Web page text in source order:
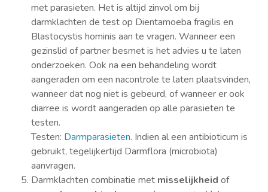
met parasieten. Het is altijd zinvol om bij
darmklachten de test op Dientamoeba fragilis en
Blastocystis hominis aan te vragen. Wanneer een
gezinslid of partner besmet is het advies u te laten
onderzoeken. Ook na een behandeling wordt
aangeraden om een nacontrole te laten plaatsvinden,
wanneer dat nog niet is gebeurd, of wanneer er ook
diarree is wordt aangeraden op alle parasieten te
testen.
Testen: Darmparasieten. Indien al een antibioticum is
gebruikt, tegelijkertijd Darmflora (microbiota)
aanvragen.
Darmklachten combinatie met misselijkheid of